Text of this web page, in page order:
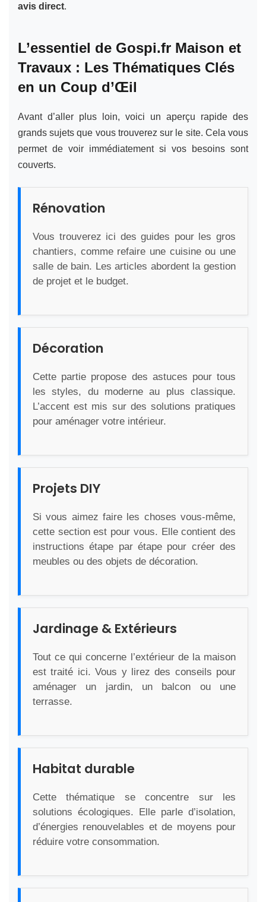
avis direct.
L’essentiel de Gospi.fr Maison et
Travaux : Les Thématiques Clés
en un Coup d’Œil
Avant d’aller plus loin, voici un aperçu rapide des
grands sujets que vous trouverez sur le site. Cela vous
permet de voir immédiatement si vos besoins sont
couverts.
Rénovation
Vous trouverez ici des guides pour les gros
chantiers, comme refaire une cuisine ou une
salle de bain. Les articles abordent la gestion
de projet et le budget.
Décoration
Cette partie propose des astuces pour tous
les styles, du moderne au plus classique.
L’accent est mis sur des solutions pratiques
pour aménager votre intérieur.
Projets DIY
Si vous aimez faire les choses vous-même,
cette section est pour vous. Elle contient des
instructions étape par étape pour créer des
meubles ou des objets de décoration.
Jardinage & Extérieurs
Tout ce qui concerne l’extérieur de la maison
est traité ici. Vous y lirez des conseils pour
aménager un jardin, un balcon ou une
terrasse.
Habitat durable
Cette thématique se concentre sur les
solutions écologiques. Elle parle d’isolation,
d’énergies renouvelables et de moyens pour
réduire votre consommation.